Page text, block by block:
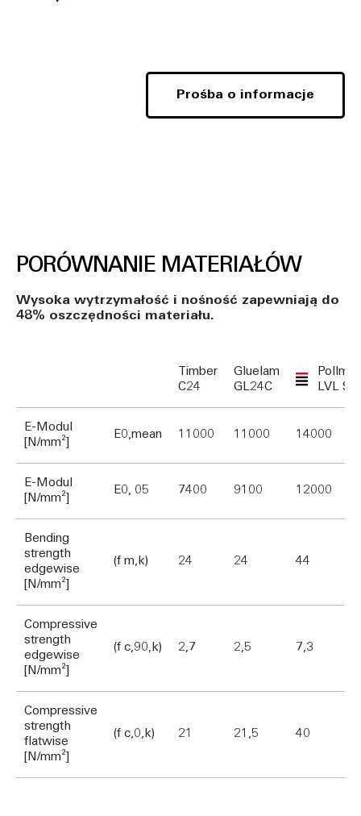
Prośba o informacje
PORÓWNANIE MATERIAŁÓW
Wysoka wytrzymałość i nośność zapewniają do
48% oszczędności materiału.
Timber
C24
Gluelam
GL24C
LVL S
E-Modul
[N/mm²]
E0,mean 11000 11000 14000
E-Modul
[N/mm²]
E0, 05 7400 9100 12000
Bending
strength
edgewise
[N/mm²]
(f m,k) 24 24 44
Compressive
strength
edgewise
[N/mm²]
(f c,90,k) 2,7 2,5 7,3
Compressive
strength
flatwise
[N/mm²]
(f c,0,k) 21 21,5 40